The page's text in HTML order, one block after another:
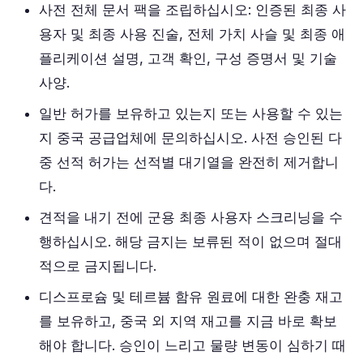
사전 전체 문서 팩을 조립하십시오: 인증된 최종 사
용자 및 최종 사용 진술, 전체 가치 사슬 및 최종 애
플리케이션 설명, 고객 확인, 구성 증명서 및 기술
사양.
일반 허가를 보유하고 있는지 또는 사용할 수 있는
지 중국 공급업체에 문의하십시오. 사전 승인된 다
중 선적 허가는 선적별 대기열을 완전히 제거합니
다.
견적을 내기 전에 군용 최종 사용자 스크리닝을 수
행하십시오. 해당 금지는 보류된 적이 없으며 절대
적으로 금지됩니다.
디스프로슘 및 테르븀 함유 원료에 대한 완충 재고
를 보유하고, 중국 외 지역 재고를 지금 바로 확보
해야 합니다. 승인이 느리고 물량 변동이 심하기 때